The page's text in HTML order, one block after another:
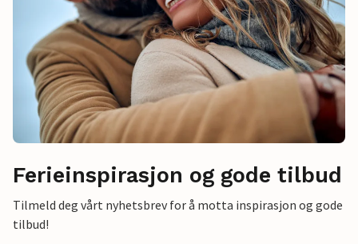
Ferieinspirasjon og gode tilbud
Tilmeld deg vårt nyhetsbrev for å motta inspirasjon og gode
tilbud!